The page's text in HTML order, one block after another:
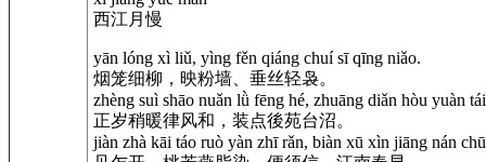
西江月慢
yān lóng xì liǔ, yìng fěn qiáng chuí sī qīng niǎo.
烟笼细柳，映粉墙、垂丝轻袅。
zhèng suì shāo nuǎn lǜ fēng hé, zhuāng diǎn hòu yuàn
正岁稍暖律风和，装点後苑台沼。
jiàn zhà kāi táo ruò yàn zhī rǎn, biàn xū xìn jiāng nán